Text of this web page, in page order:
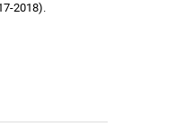
2018).